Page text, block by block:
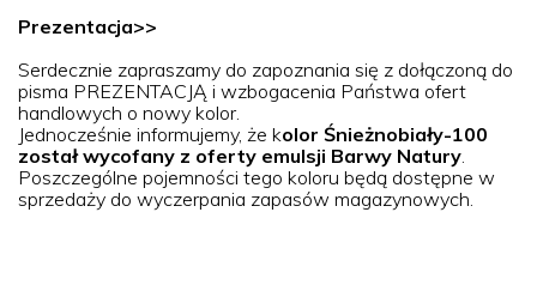
Prezentacja>>
Serdecznie zapraszamy do zapoznania się z dołączoną do
pisma PREZENTACJĄ i wzbogacenia Państwa ofert
handlowych o nowy kolor.
Jednocześnie informujemy, że kolor Śnieżnobiały-100
został wycofany z oferty emulsji Barwy Natury
Poszczególne pojemności tego koloru będą dostępne w
sprzedaży do wyczerpania zapasów magazynowych.